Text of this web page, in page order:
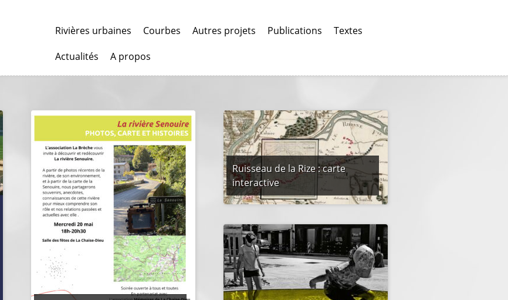
Rivières urbaines Courbes Autres projets Publications
Textes
Actualités
A propos
Ruisseau de la Rize : carte
interactive